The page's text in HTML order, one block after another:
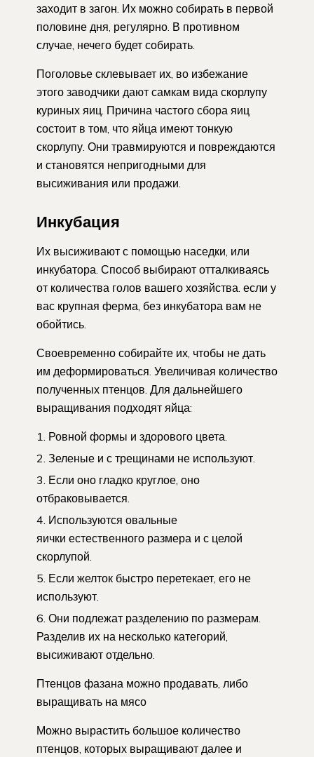
заходит в загон. Их можно собирать в первой
половине дня, регулярно. В противном
случае, нечего будет собирать.
Поголовье склевывает их, во избежание
этого заводчики дают самкам вида скорлупу
куриных яиц. Причина частого сбора яиц
состоит в том, что яйца имеют тонкую
скорлупу. Они травмируются и повреждаются
и становятся непригодными для
высиживания или продажи.
Инкубация
Их высиживают с помощью наседки, или
инкубатора. Способ выбирают отталкиваясь
от количества голов вашего хозяйства. если у
вас крупная ферма, без инкубатора вам не
обойтись.
Своевременно собирайте их, чтобы не дать
им деформироваться. Увеличивая количество
полученных птенцов. Для дальнейшего
выращивания подходят яйца:
Ровной формы и здорового цвета.
Зеленые и с трещинами не используют.
Если оно гладко круглое, оно
отбраковывается.
Используются овальные
яички естественного размера и с целой
скорлупой.
Если желток быстро перетекает, его не
используют.
Они подлежат разделению по размерам.
Разделив их на несколько категорий,
высиживают отдельно.
Птенцов фазана можно продавать, либо
выращивать на мясо
Можно вырастить большое количество
птенцов, которых выращивают далее и